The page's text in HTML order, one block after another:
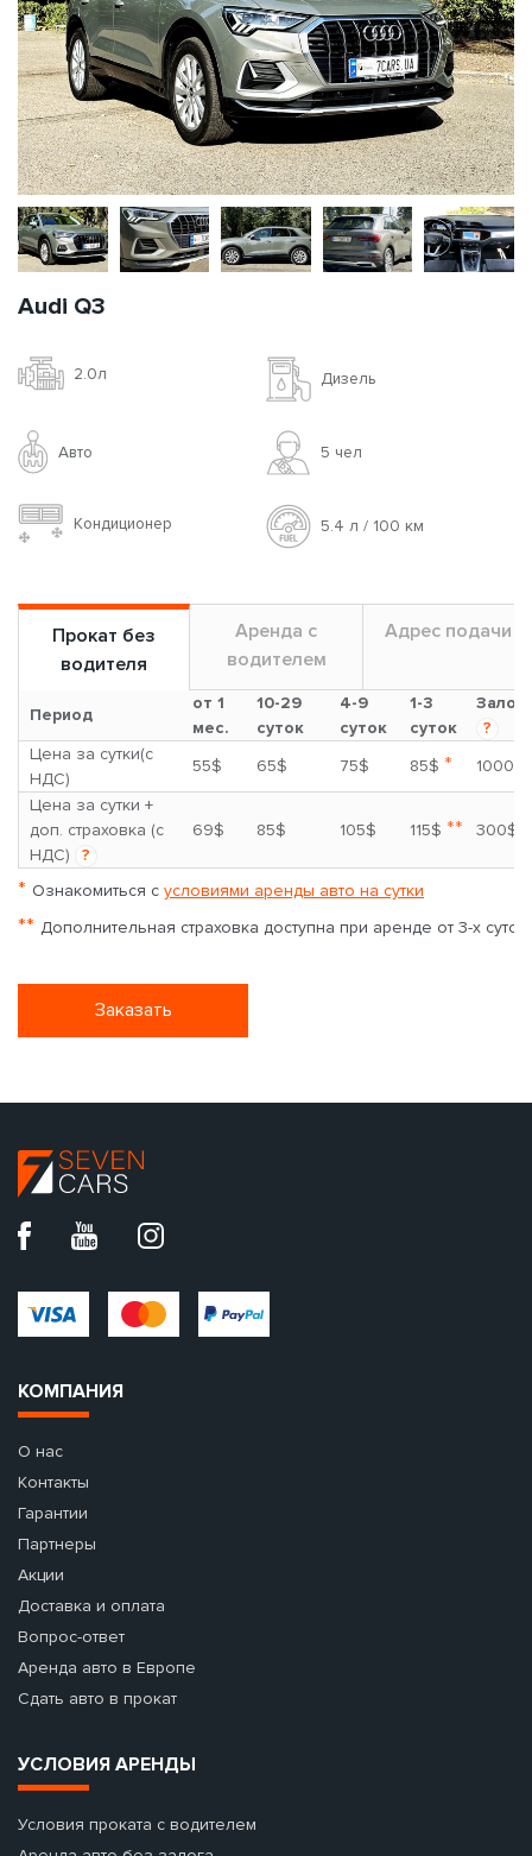
Audi Q3
2.0л Дизель
Авто 5 чел
Кондиционер 5.4 л / 100 км
Прокат без
водителя
Аренда с
водителем
Адрес подачи
Период
от 1
мес.
10-29
суток
4-9
суток
1-3
суток
Залог
?
Цена за сутки(с
НДС)
55$ 65$ 75$ 85$ *
1000$
Цена за сутки +
доп. страховка (с
НДС)
?
69$ 85$ 105$ 115$ ** 300$
* Ознакомиться с условиями аренды авто на сутки
** Дополнительная страховка доступна при аренде от 3-х суток
Заказать
КОМПАНИЯ
О нас
Контакты
Гарантии
Партнеры
Акции
Доставка и оплата
Вопрос-ответ
Аренда авто в Европе
Сдать авто в прокат
УСЛОВИЯ АРЕНДЫ
Условия проката с водителем